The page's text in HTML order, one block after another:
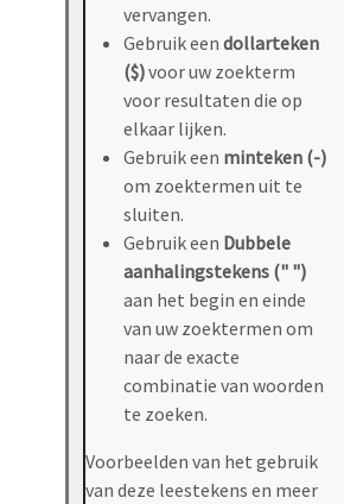
vervangen.
Gebruik een dollarteken
($)voor uw zoekterm
voor resultaten die op
elkaar lijken.
Gebruik een minteken (-)
om zoektermen uit te
sluiten.
Gebruik een Dubbele
aanhalingstekens (" ")
aan het begin en einde
van uw zoektermen om
naar de exacte
combinatie van woorden
te zoeken.
Voorbeelden van het gebruik
van deze leestekens en meer